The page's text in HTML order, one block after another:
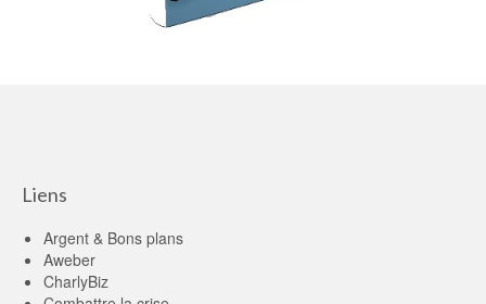
Liens
Argent & Bons plans
Aweber
CharlyBiz